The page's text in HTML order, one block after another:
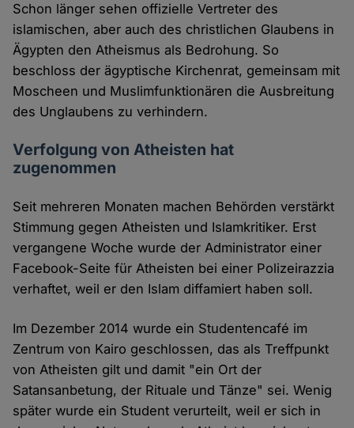
Schon länger sehen offizielle Vertreter des
islamischen, aber auch des christlichen Glaubens in
Ägypten den Atheismus als Bedrohung. So
beschloss der ägyptische Kirchenrat, gemeinsam mit
Moscheen und Muslimfunktionären die Ausbreitung
des Unglaubens zu verhindern.
Verfolgung von Atheisten hat
zugenommen
Seit mehreren Monaten machen Behörden verstärkt
Stimmung gegen Atheisten und Islamkritiker. Erst
vergangene Woche wurde der Administrator einer
Facebook-Seite für Atheisten bei einer Polizeirazzia
verhaftet, weil er den Islam diffamiert haben soll.
Im Dezember 2014 wurde ein Studentencafé im
Zentrum von Kairo geschlossen, das als Treffpunkt
von Atheisten gilt und damit "ein Ort der
Satansanbetung, der Rituale und Tänze" sei. Wenig
später wurde ein Student verurteilt, weil er sich in